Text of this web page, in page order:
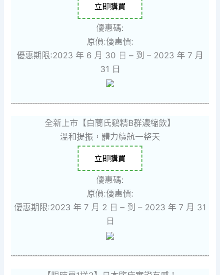
立即購買
優惠碼:
原價:優惠價:
優惠期限:2023 年 6 月 30 日 – 到 – 2023 年 7 月
31 日
全新上市【白蘭氏鷄精B群濃縮飲】
溫和提振，體力續航一整天
立即購買
優惠碼:
原價:優惠價:
優惠期限:2023 年 7 月 2 日 – 到 – 2023 年 7 月 31
日